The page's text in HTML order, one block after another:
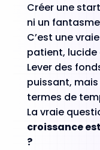
Créer une
ni un
C’est une
patient,
Lever des
puissant,
termes de
La vraie
croissance
?